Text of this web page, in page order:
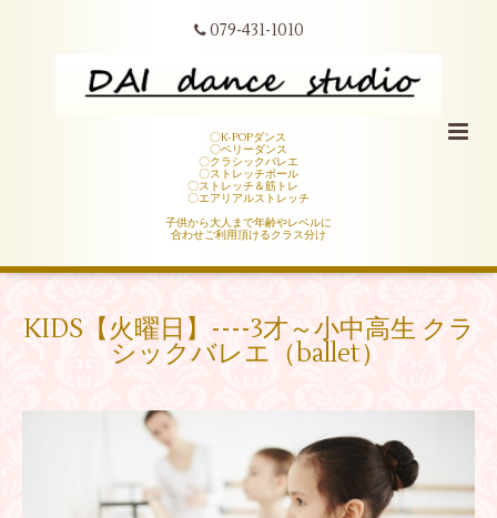
079-431-1010
〇K-POPダンス
〇ベリーダンス
〇クラシックバレエ
〇ストレッチポール
〇ストレッチ＆筋トレ
〇エアリアルストレッチ
子供から大人まで年齢やレベルに
合わせご利用頂けるクラス分け
KIDS【火曜日】­­--­­--3才～小中高生 クラ
シックバレエ（ballet）